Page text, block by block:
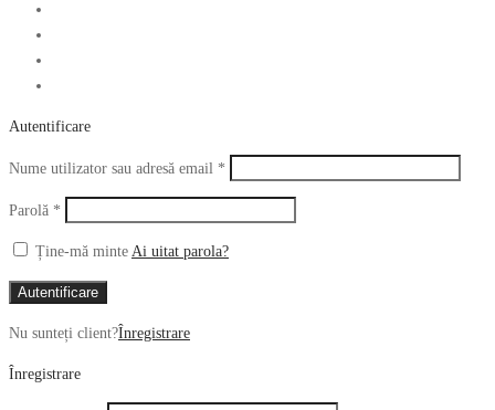
Autentificare
Nume utilizator sau adresă email *
Parolă *
Ține-mă minte Ai uitat parola?
Autentificare
Nu sunteți client?Înregistrare
Înregistrare